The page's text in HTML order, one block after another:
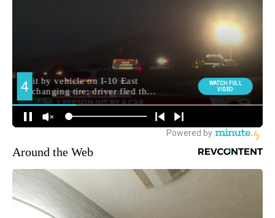
Around the Web